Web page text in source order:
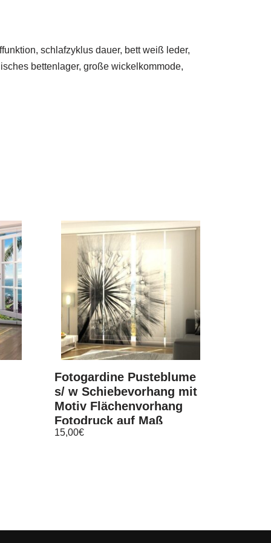
schlafzyklus dauer, bett weiß leder,
bettenlager, große wickelkommode,
Fotogardine Pusteblume
s/ w Schiebevorhang mit
Motiv Flächenvorhang
Fotodruck auf Maß
15,00€